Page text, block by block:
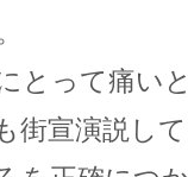
とって痛い
街宣演説し